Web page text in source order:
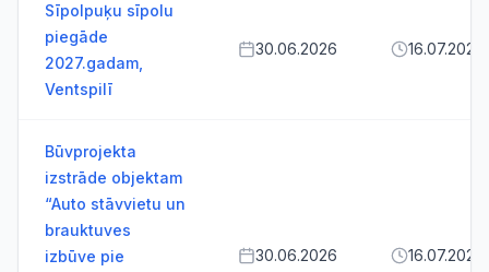
Sīpolpuķu sīpolu
piegāde
2027.gadam,
Ventspilī
30.06.2026 16.07.2026
Būvprojekta
izstrāde objektam
“Auto stāvvietu un
brauktuves
izbūve pie
30.06.2026 16.07.2026